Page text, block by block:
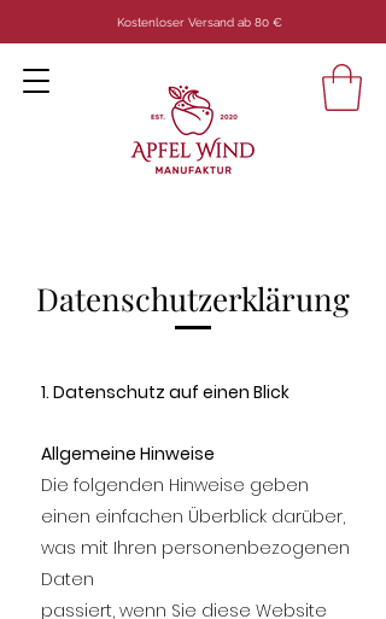
Kostenloser Versand ab 80 €
Datenschutzerklärung
1. Datenschutz auf einen Blick
Allgemeine Hinweise
Die folgenden Hinweise geben
einen einfachen Überblick darüber,
was mit Ihren personenbezogenen
Daten
passiert, wenn Sie diese Website